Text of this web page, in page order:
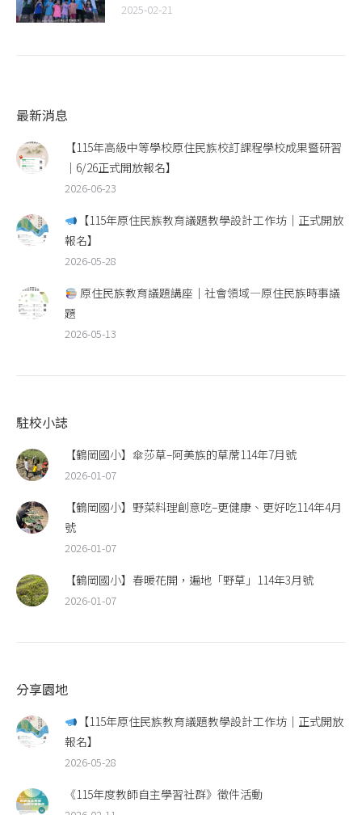
2025-02-21
最新消息
【115年高級中等學校原住民族校訂課程學校成果暨研習
｜6/26正式開放報名】
2026-06-23
【115年原住民族教育議題教學設計工作坊｜正式開放
報名】
2026-05-28
原住民族教育議題講座｜社會領域—原住民族時事議
題
2026-05-13
駐校小誌
【鶴岡國小】傘莎草–阿美族的草蓆114年7月號
2026-01-07
【鶴岡國小】野菜料理創意吃–更健康、更好吃114年4月
號
2026-01-07
【鶴岡國小】春暖花開，遍地「野草」114年3月號
2026-01-07
分享園地
【115年原住民族教育議題教學設計工作坊｜正式開放
報名】
2026-05-28
《115年度教師自主學習社群》徵件活動